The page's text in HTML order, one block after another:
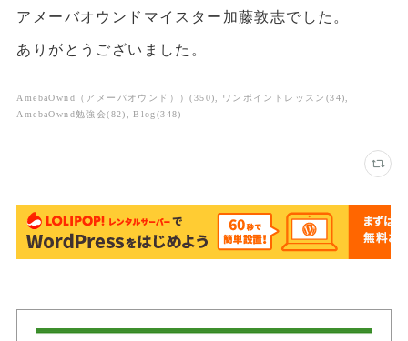
アメーバオウンドマイスター加藤敦志でした。
ありがとうございました。
AmebaOwnd（アメーバオウンド））(350) ワンポイントレッスン (34)
AmebaOwnd勉強会(82) Blog(348)